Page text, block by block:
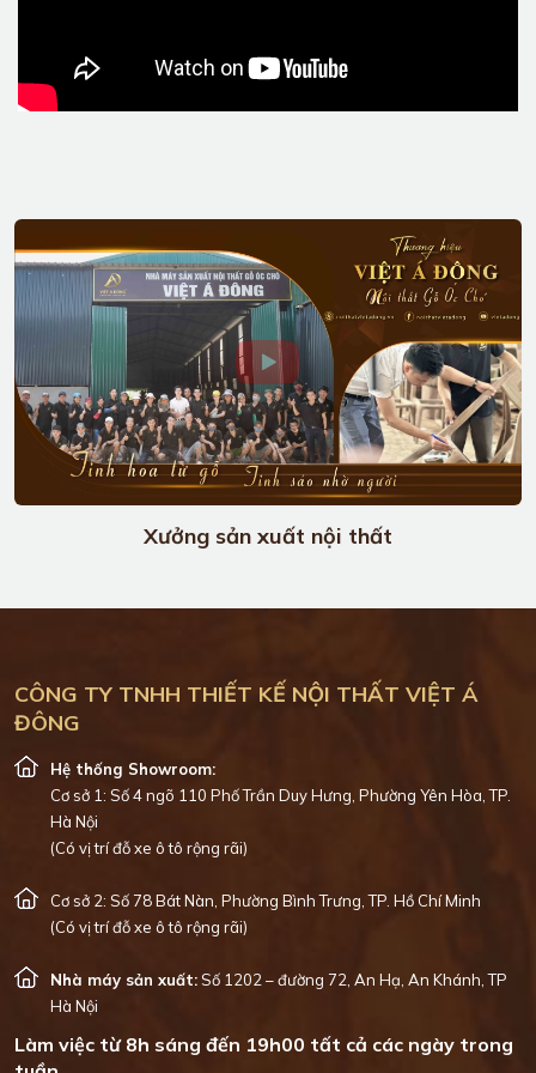
Xưởng sản xuất nội thất
CÔNG TY TNHH THIẾT KẾ NỘI THẤT VIỆT Á
ĐÔNG
Hệ thống Showroom:
Cơ sở 1: Số 4 ngõ 110 Phố Trần Duy Hưng, Phường Yên Hòa, TP.
Hà Nội
(Có vị trí đỗ xe ô tô rộng rãi)
Cơ sở 2: Số 78 Bát Nàn, Phường Bình Trưng, TP. Hồ Chí Minh
(Có vị trí đỗ xe ô tô rộng rãi)
Nhà máy sản xuất:Số 1202 – đường 72, An Hạ, An Khánh, TP
Hà Nội
Làm việc từ 8h sáng đến 19h00 tất cả các ngày trong